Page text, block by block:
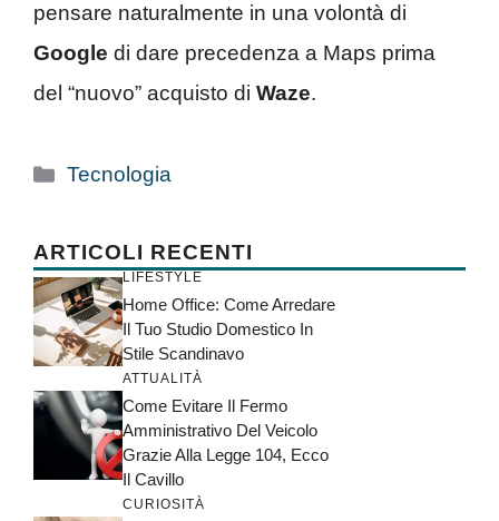
pensare naturalmente in una volontà di
Google di dare precedenza a Maps prima
del “nuovo” acquisto di Waze.
Categorie
Tecnologia
ARTICOLI RECENTI
LIFESTYLE
Home Office: Come Arredare
Il Tuo Studio Domestico In
Stile Scandinavo
ATTUALITÀ
Come Evitare Il Fermo
Amministrativo Del Veicolo
Grazie Alla Legge 104, Ecco
Il Cavillo
CURIOSITÀ